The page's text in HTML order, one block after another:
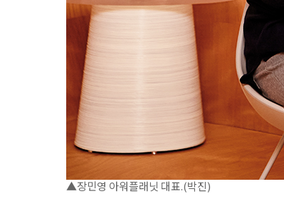
▲장민영 아워플래닛 대표.(박진)